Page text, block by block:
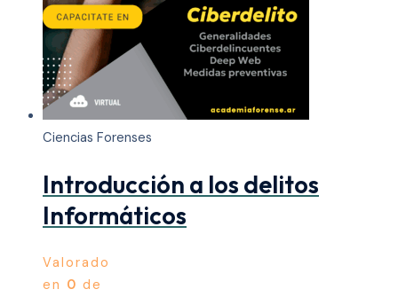
Ciencias Forenses
Introducción a los delitos
Informáticos
Valorado
en 0 de